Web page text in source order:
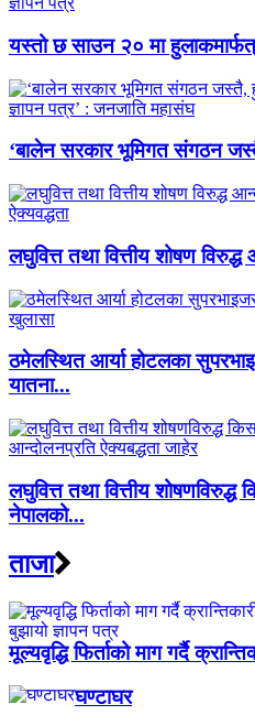
यस्तो छ साउन २० मा
‘बालेन सरकार भूमिगत संगठन
लघुवित्त तथा वित्तीय शोषण
ठमेलस्थित आर्या होटलका
यातना...
लघुवित्त तथा वित्तीय
नेपालको...
ताजा
मूल्यवृद्धि फिर्ताको माग गर्दै
घण्टाघर